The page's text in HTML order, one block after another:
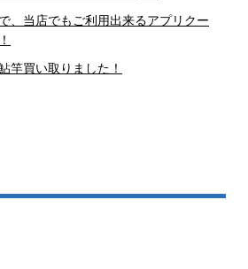
、当店でもご利用出来るアプリクー
竿買い取りました！